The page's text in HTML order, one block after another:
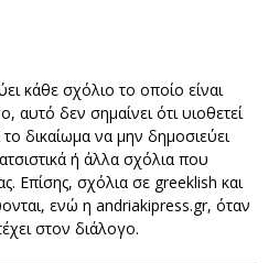
κάθε σχόλιο το οποίο είναι
αυτό δεν σημαίνει ότι υιοθετεί
το δικαίωμα να μην δημοσιεύει
ή άλλα σχόλια που
Επίσης, σχόλια σε greeklish και
ενώ η andriakipress.gr, όταν
στον διάλογο.